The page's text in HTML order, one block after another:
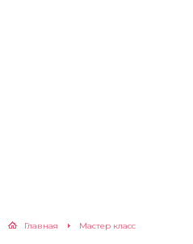
Главная Мастер класс